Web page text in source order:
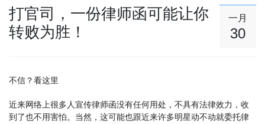
打官司，一份律师函可能让你
转败为胜！
一月
30
不信？看这里
近来网络上很多人宣传律师函没有任何用处，不具有法律效力，收
到了也不用害怕。当然，这可能也跟近来许多明星动不动就委托律